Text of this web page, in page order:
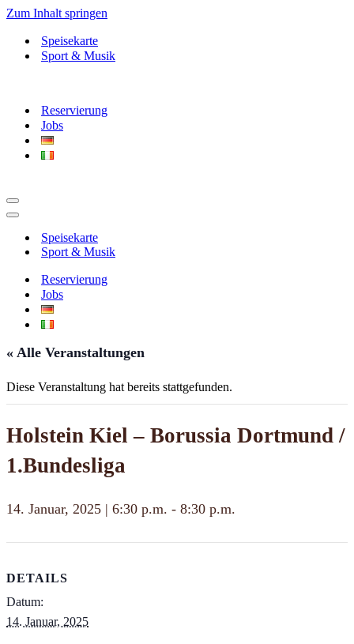
Zum Inhalt springen
Speisekarte
Sport & Musik
Reservierung
Jobs
Navigationsmenü
Navigationsmenü
Speisekarte
Sport & Musik
Reservierung
Jobs
« Alle Veranstaltungen
Diese Veranstaltung hat bereits stattgefunden.
Holstein Kiel – Borussia Dortmund /
1.Bundesliga
14. Januar, 2025 | 6:30 p.m. - 8:30 p.m.
DETAILS
Datum:
14. Januar, 2025